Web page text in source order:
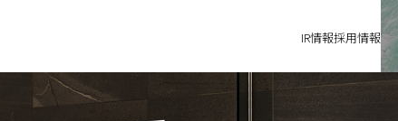
IR情報採用情報